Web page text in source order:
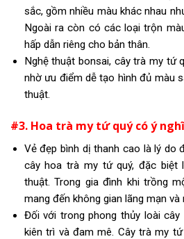
sắc, gồm nhiều màu khác nhau
Ngoài ra còn có các loại trộn
hấp dẫn riêng cho bản thân.
Nghệ thuật bonsai, cây trà my tứ
nhờ ưu điểm dễ tạo hình đủ màu
thuật.
#3. Hoa trà my tứ quý có ý
Vẻ đẹp bình dị thanh cao là lý do
cây hoa trà my tứ quý, đặc biệt
thuật. Trong gia đình khi trồng
mang đến không gian lãng mạn
Đối với trong phong thủy loài
kiên trì và đam mê. Cây trà my